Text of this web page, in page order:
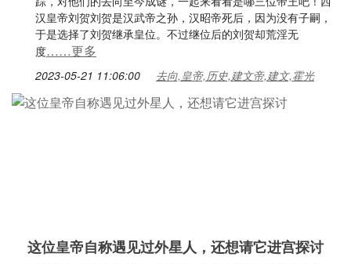
汉皇帝刘贺刘贺是汉武帝之孙，汉昭帝死后，因为没有子嗣，
于是选择了刘贺继承皇位。不过继位后的刘贺却荒淫无
度……更多
2023-05-21 11:06:00 去向,皇帝,历史,建文帝,建文,霍光
这位皇帝自称遇见过外星人，还想请它进宫探讨